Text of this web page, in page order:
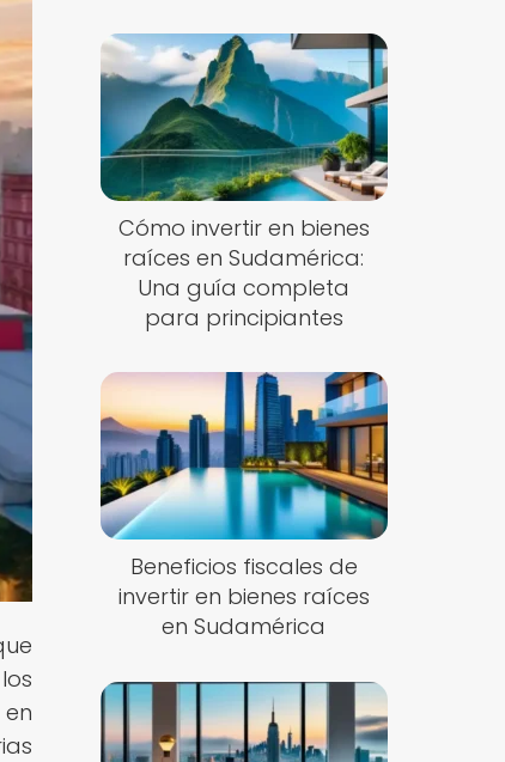
Cómo invertir en bienes
raíces en Sudamérica:
Una guía completa
para principiantes
Beneficios fiscales de
invertir en bienes raíces
en Sudamérica